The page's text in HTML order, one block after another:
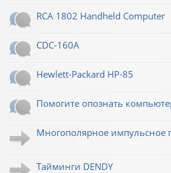
RCA 1802 Handheld Computer
CDC-160A
Hewlett-Packard НР-85
Помогите опознать
Многополярное импульсное
Тайминги DENDY